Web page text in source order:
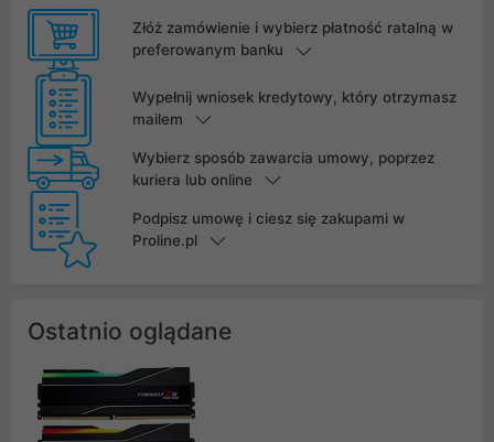
Złóż zamówienie i wybierz płatność ratalną w
preferowanym banku
Wypełnij wniosek kredytowy, który otrzymasz
mailem
Wybierz sposób zawarcia umowy, poprzez
kuriera lub online
Podpisz umowę i ciesz się zakupami w
Proline.pl
Ostatnio oglądane